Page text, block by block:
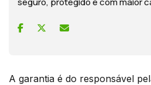
A garantia é do responsável